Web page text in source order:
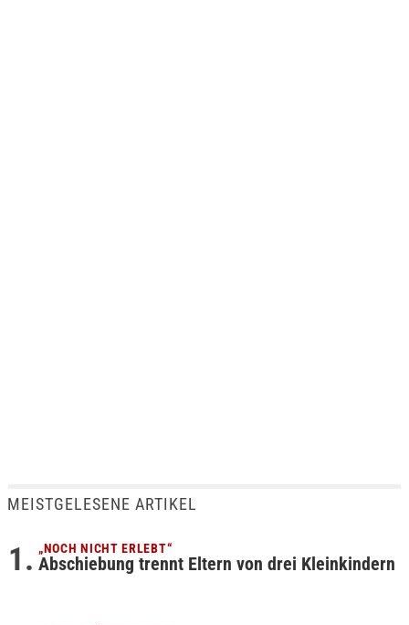
MEISTGELESENE ARTIKEL
„NOCH NICHT ERLEBT“
Abschiebung trennt Eltern von drei Kleinkindern